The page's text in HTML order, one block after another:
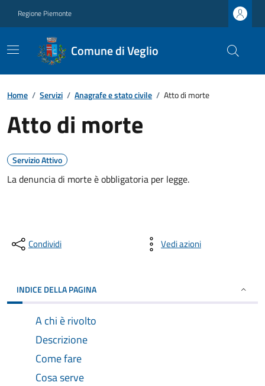
Regione Piemonte
Comune di Veglio
Home / Servizi / Anagrafe e stato civile / Atto di morte
Atto di morte
Servizio Attivo
La denuncia di morte è obbligatoria per legge.
Condividi Vedi azioni
INDICE DELLA PAGINA
A chi è rivolto
Descrizione
Come fare
Cosa serve